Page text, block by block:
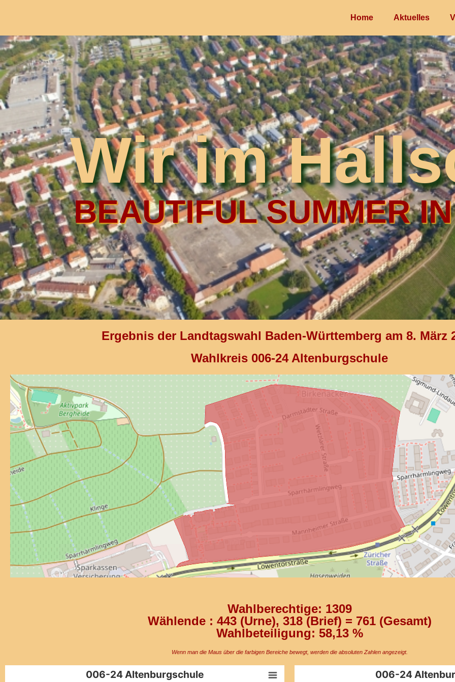
Home Aktuelles
Wir im
BEAUTIFUL SUMMER
Ergebnis der Landtagswahl Baden-Württemberg am 8. März
Wahlkreis 006-24 Altenburgschule
Wahlberechtige: 1309
Wählende : 443 (Urne), 318 (Brief) = 761 (Gesamt)
Wahlbeteiligung: 58,13 %
Wenn man die Maus über die farbigen Bereiche bewegt, werden die absoluten Zahlen angezeigt.
006-24 Altenburgschule​006-24 Altenburgschule​ 006-24 Altenburgschule​006-24